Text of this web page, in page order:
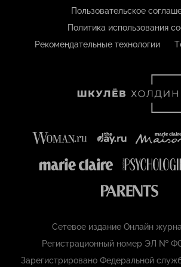
Пользовательское
Политика использования
Рекомендательные технологии
Сетевое издание Онлайн
Регистрационный номер ЭЛ №
Зарегистрировано Федеральной